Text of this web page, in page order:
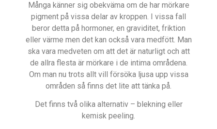
Många känner sig obekväma om de har mörkare
pigment på vissa delar av kroppen. I vissa fall
beror detta på hormoner, en graviditet, friktion
eller värme men det kan också vara medfött. Man
ska vara medveten om att det är naturligt och att
de allra flesta är mörkare i de intima områdena.
Om man nu trots allt vill försöka ljusa upp vissa
områden så finns det lite att tänka på.
Det finns två olika alternativ – blekning eller
kemisk peeling.